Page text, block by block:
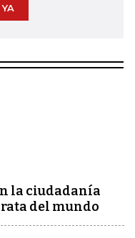
la ciudadanía
del mundo